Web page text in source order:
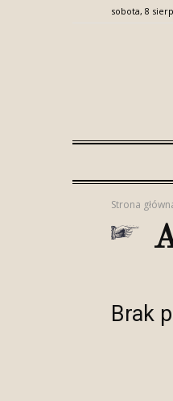
sobota, 8
Strona
Brak